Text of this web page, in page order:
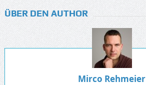
ÜBER DEN AUTHOR
Mirco Rehmeier